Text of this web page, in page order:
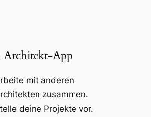
Architekt-App
mit anderen
zusammen.
deine Projekte vor.